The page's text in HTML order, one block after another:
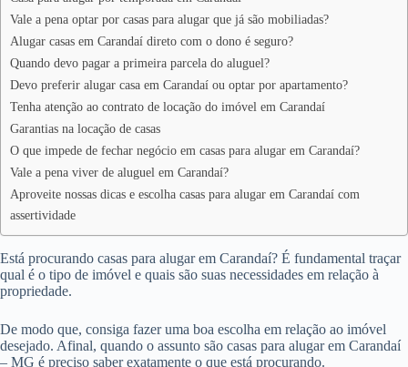
Vale a pena optar por casas para alugar que já são mobiliadas?
Alugar casas em Carandaí direto com o dono é seguro?
Quando devo pagar a primeira parcela do aluguel?
Devo preferir alugar casa em Carandaí ou optar por apartamento?
Tenha atenção ao contrato de locação do imóvel em Carandaí
Garantias na locação de casas
O que impede de fechar negócio em casas para alugar em Carandaí?
Vale a pena viver de aluguel em Carandaí?
Aproveite nossas dicas e escolha casas para alugar em Carandaí com
assertividade
Está procurando casas para alugar em Carandaí? É fundamental traçar
qual é o tipo de imóvel e quais são suas necessidades em relação à
propriedade.
De modo que, consiga fazer uma boa escolha em relação ao imóvel
desejado. Afinal, quando o assunto são casas para alugar em Carandaí
– MG é preciso saber exatamente o que está procurando.